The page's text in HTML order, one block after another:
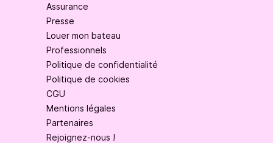
Assurance
Presse
Louer mon bateau
Professionnels
Politique de confidentialité
Politique de cookies
CGU
Mentions légales
Partenaires
Rejoignez-nous !